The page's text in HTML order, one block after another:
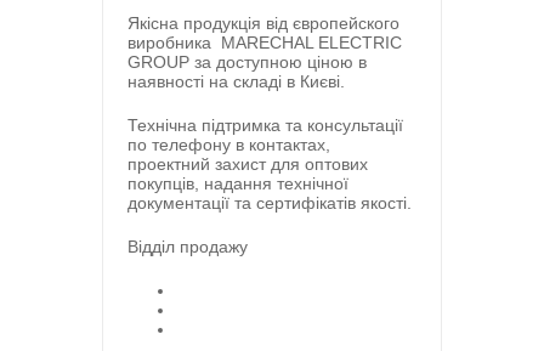
Якісна продукція від європейского
виробника MARECHAL ELECTRIC
GROUP за доступною ціною в
наявності на складі в Києві.
Технічна підтримка та консультації
по телефону в контактах,
проектний захист для оптових
покупців, надання технічної
документації та сертифікатів якості.
Відділ продажу